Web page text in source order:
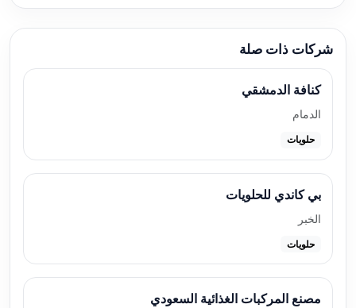
شركات ذات صلة
كنافة الدمشقي
الدمام
حلويات
بي كاندي للحلويات
الخبر
حلويات
مصنع المركبات الغذائية السعودي